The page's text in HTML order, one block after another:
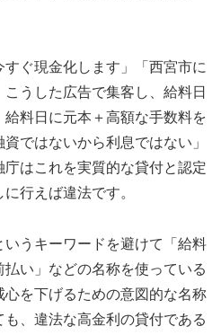
すぐ現金化します」「西宮市に
うした広告で集客し、給料日
料日に元本＋高額な手数料を
ではないから利息ではない」
はこれを実質的な貸付と認定
行えば違法です。
いうキーワードを避けて「給料
い」などの名称を使っている
を下げるための意図的な名称
、違法な高金利の貸付である